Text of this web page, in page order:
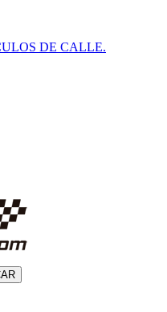
DE CALLE.